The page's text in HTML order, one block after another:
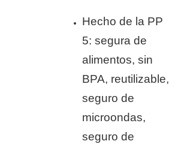
Hecho de la PP
5: segura de
alimentos, sin
BPA, reutilizable,
seguro de
microondas,
seguro de